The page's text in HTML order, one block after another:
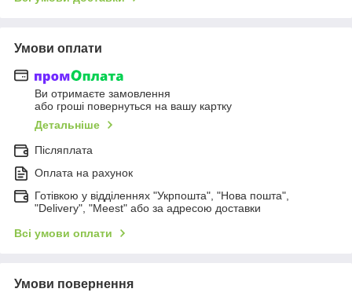
Умови оплати
Ви отримаєте замовлення
або гроші повернуться на вашу картку
Детальніше
Післяплата
Оплата на рахунок
Готівкою у відділеннях "Укрпошта", "Нова пошта",
"Delivery", "Meest" або за адресою доставки
Всі умови оплати
Умови повернення